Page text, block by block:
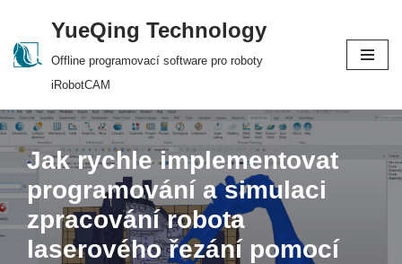
Skip
YueQing Technology
Offline programovací software pro roboty
iRobotCAM
Jak rychle implementovat
programování a simulaci
zpracování robota
laserového řezání pomocí